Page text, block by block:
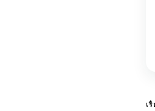
เ